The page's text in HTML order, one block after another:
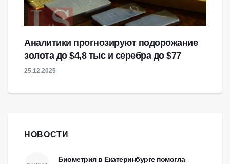
Аналитики прогнозируют подорожание
золота до $4,8 тыс и серебра до $77
25.12.2025
НОВОСТИ
Биометрия в Екатеринбурге помогла